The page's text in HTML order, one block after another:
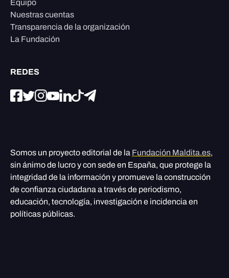
Equipo
Nuestras cuentas
Transparencia de la organización
La Fundación
REDES
Somos un proyecto editorial de la Fundación Maldita.es,
sin ánimo de lucro y con sede en España, que protege la
integridad de la información y promueve la construcción
de confianza ciudadana a través de periodismo,
educación, tecnología, investigación e incidencia en
políticas públicas.